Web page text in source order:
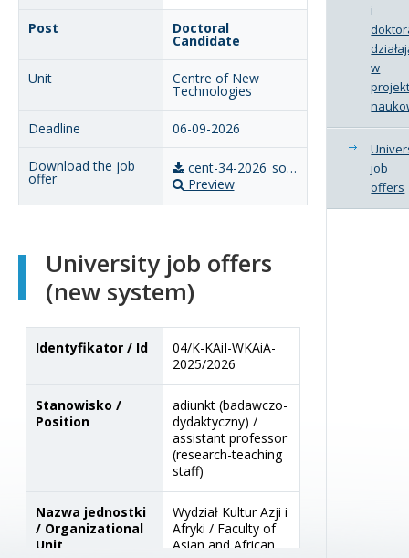
Doctoral
Candidate
Centre of New
Technologies
06-09-2026
cent-34-2026_sonata21_j.borkowska_phdstudent_en.docx_DOP.pdf
Preview
University job offers
(new system)
i
w
job
offers